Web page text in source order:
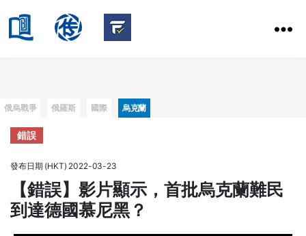
HKBU
of
Communication
Categories
俄烏戰爭 俄羅斯 國際 烏克蘭
錯誤
發布日期 (HKT) 2022-03-23
【錯誤】影片顯示，首批烏克蘭難民
到達德國慕尼黑？